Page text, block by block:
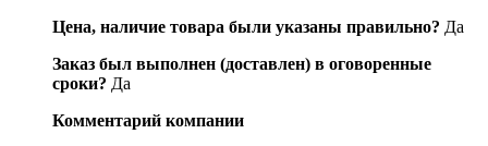
Цена, наличие товара были указаны правильно? Да
Заказ был выполнен (доставлен) в оговоренные
сроки? Да
Комментарий компании